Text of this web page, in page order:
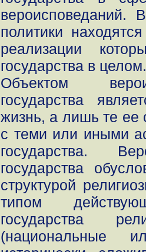
вероисповеданий.
политики
реализации
государства в целом.
Объектом
государства
жизнь, а лишь те ее
с теми или иными
государства.
государства
структурой
типом
государства
(национальные